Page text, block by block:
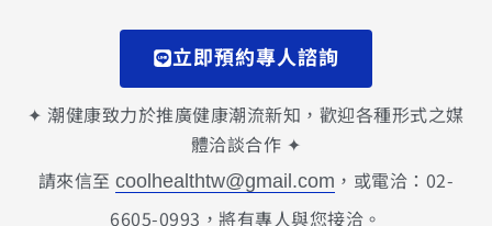
立即預約專人諮詢
✦ 潮健康致力於推廣健康潮流新知，歡迎各種形式之媒
體洽談合作 ✦
請來信至coolhealthtw@gmail.com ，或電洽：02-
6605-0993，將有專人與您接洽。